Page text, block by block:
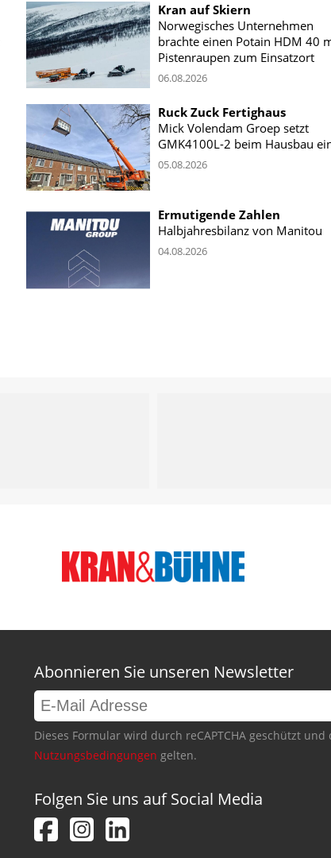
Kran auf Skiern
Norwegisches Unternehmen
brachte einen Potain HDM 40
Pistenraupen zum Einsatzort
06.08.2026
Ruck Zuck Fertighaus
Mick Volendam Groep setzt
GMK4100L-2 beim Hausbau
05.08.2026
Ermutigende Zahlen
Halbjahresbilanz von Manitou
04.08.2026
Abonnieren Sie unseren Newsletter
Dieses Formular wird durch reCAPTCHA geschützt
Nutzungsbedingungen gelten.
Folgen Sie uns auf Social Media